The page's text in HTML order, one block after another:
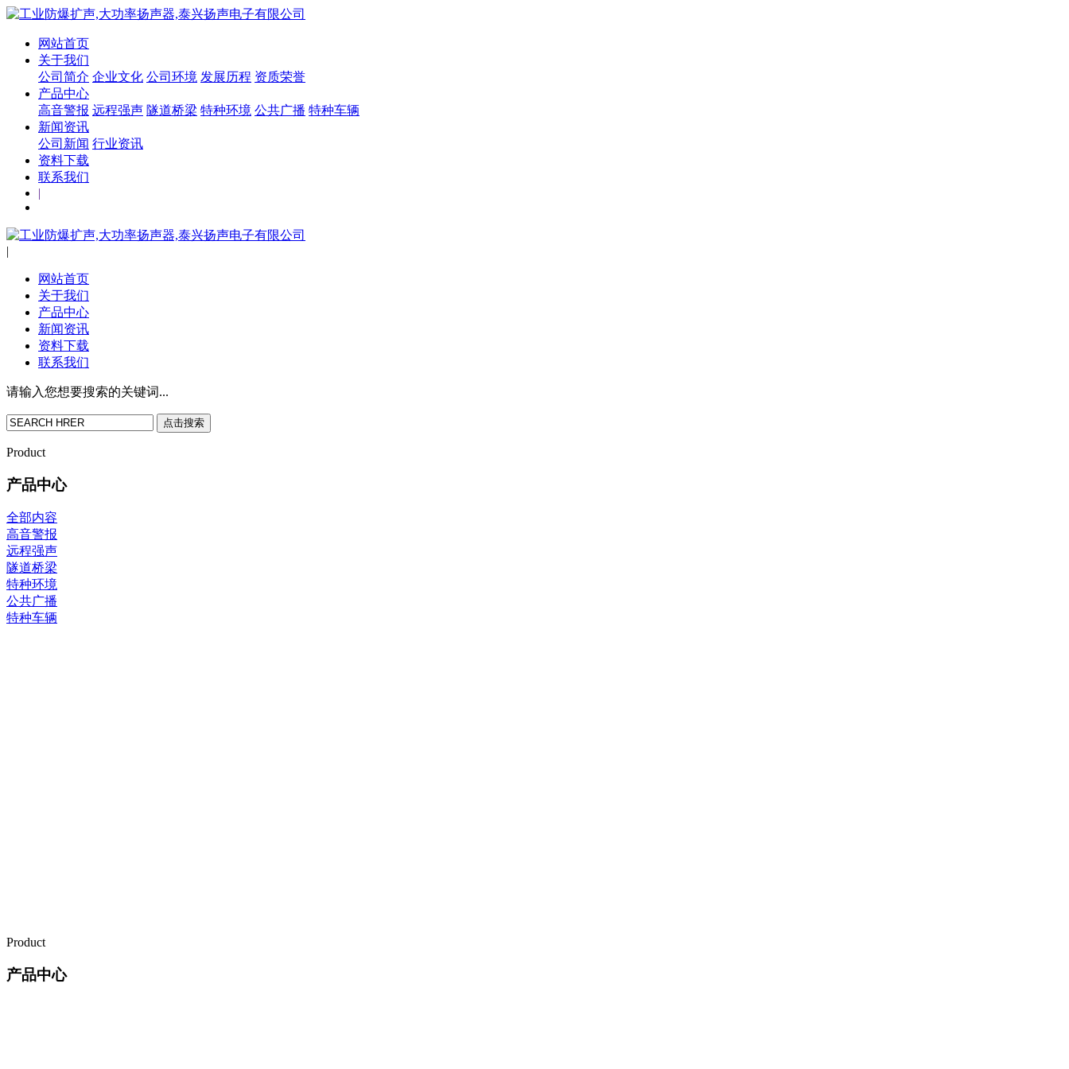
网站首页
关于我们
公司简介 企业文化 公司环境 发展历程 资质荣誉
产品中心
高音警报 远程强声 隧道桥梁 特种环境 公共广播 特种车辆
新闻资讯
公司新闻 行业资讯
资料下载
联系我们
|
|
网站首页
关于我们
产品中心
新闻资讯
资料下载
联系我们
请输入您想要搜索的关键词...
点击搜索
Product
产品中心
全部内容
高音警报
远程强声
隧道桥梁
特种环境
公共广播
特种车辆
Product
产品中心